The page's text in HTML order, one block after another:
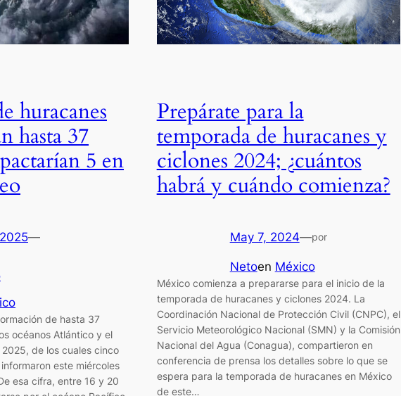
huracanes
hasta 37
5 en
—
de hasta 37
océanos Atlántico y el
de los cuales cinco
este miércoles
esa cifra, entre 16 y 20
Prepárate para la
temporada de huracanes y
ciclones 2024; ¿cuántos
habrá y cuándo comienza?
May 7, 2024—por
Netoen México
México comienza a prepararse para el inicio de la
temporada de huracanes y ciclones 2024. La
Coordinación Nacional de Protección Civil (CNPC), el
Servicio Meteorológico Nacional (SMN) y la Comisión
Nacional del Agua (Conagua), compartieron en
conferencia de prensa los detalles sobre lo que se
espera para la temporada de huracanes en México
de este…